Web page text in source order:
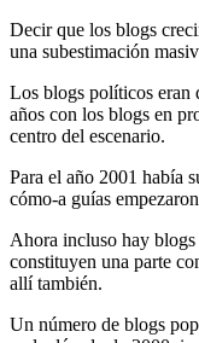
Decir que los blogs
una subestimación
Los blogs políticos eran
años con los blogs en
centro del escenario.
Para el año 2001 había
cómo-a guías
Ahora incluso hay blogs
constituyen una parte
allí también.
Un número de blogs